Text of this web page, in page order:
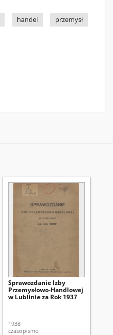
handel
przemysł
Sprawozdanie Izby
Przemysłowo-Handlowej
w Lublinie za Rok 1937
1938
czasopismo